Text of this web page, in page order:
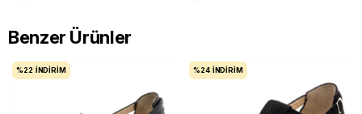
Benzer Ürünler
%22 İNDIRIM %24 İNDIRIM